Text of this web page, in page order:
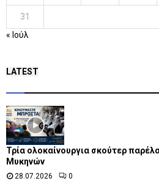
31
« Ιούλ
LATEST
Τρία ολοκαίνουργια σκούτερ
Μυκηνών
28.07.2026 0